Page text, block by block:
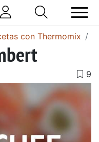
con Thermomix